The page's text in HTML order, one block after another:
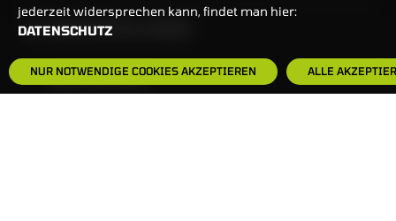
BANKEINSTELLUNGEN
HÄUFIG GESUCHT:
jederzeit widersprechen kann, findet man hier:
DATENSCHUTZ
NUR NOTWENDIGE COOKIES AKZEPTIEREN ALLE